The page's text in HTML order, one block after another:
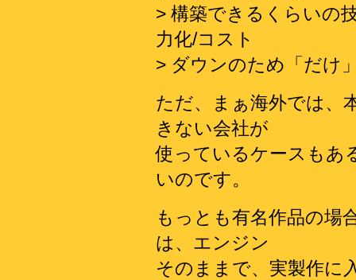
> 構築できるくらいの
力化/コスト
> ダウンのため「だけ
ただ、まぁ海外では、
きない会社が
使っているケースもあ
いのです。
もっとも有名作品の場
は、エンジン
そのままで、実製作に